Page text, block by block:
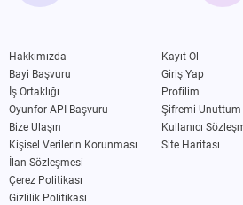
Hakkımızda
Bayi Başvuru
İş Ortaklığı
Oyunfor API Başvuru
Bize Ulaşın
Kişisel Verilerin Korunması
İlan Sözleşmesi
Çerez Politikası
Gizlilik Politikası
Kayıt Ol
Giriş Yap
Profilim
Şifremi Unuttum
Kullanıcı
Site Haritası